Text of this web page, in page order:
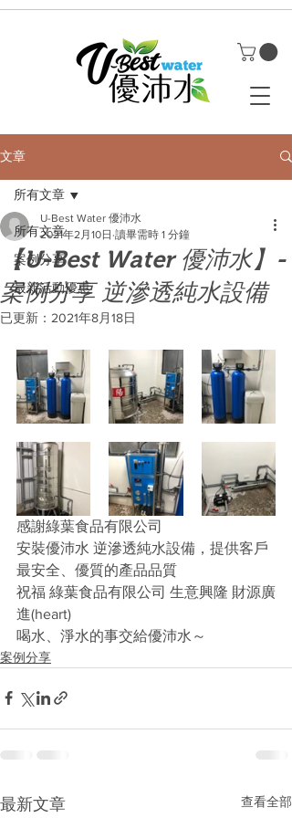
文章
所有文章
案例分享
最新活動優惠
所有文章
【U-Best Water 優沛水】-
案例分享 逆滲透純水設備
U-Best Water 優沛水
2021年2月10日 讀畢需時 1 分鐘
已更新： 2021年8月18日
感謝綠葉食品有限公司
安裝優沛水 逆滲透純水設備，提供客戶
最安全、優質的產品品質
祝福 綠葉食品有限公司 生意興隆 財源廣
進(heart)
喝水、淨水的事交給優沛水～
案例分享
最新文章 查看全部